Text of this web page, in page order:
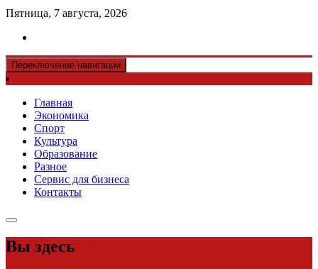
Пятница, 7 августа, 2026
Переключение навигации
Главная
Экономика
Спорт
Культура
Образование
Разное
Сервис для бизнеса
Контакты
Вы здесь